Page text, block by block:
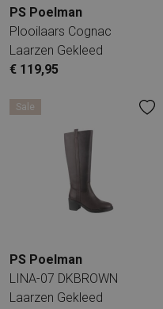
PS Poelman
Plooilaars Cognac
Laarzen Gekleed
€ 119,95
Sale
PS Poelman
LINA-07 DKBROWN
Laarzen Gekleed